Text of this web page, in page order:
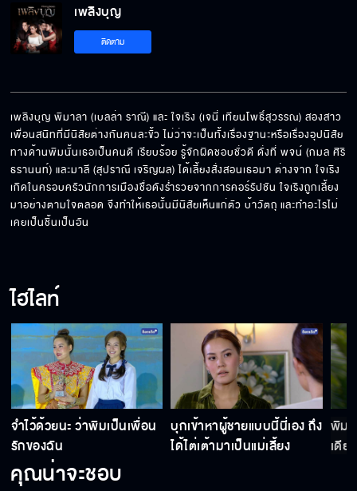
คิดว่าให้เงินแค่นี้ แล้วจะทำให้เรื่องจบได้หรือไง
มานอนอ่อยผู้ชายจนผมต้องตกเครื่องเนี่ยนะ
เริงต้องได้งานนี้แน่นอน !
คนอย่างใจเริงรอใครไม่ได้นานหรอก
เพลิงบุญ
ติดตาม
เพลิงบุญ พิมาลา (เบลล่า ราณี) และ ใจเริง (เจนี่ เทียนโพธิ์สุวรรณ) สองสาว
เพื่อนสนิทที่มีนิสัยต่างกันคนละขั้ว ไม่ว่าจะเป็นทั้งเรื่องฐานะหรือเรื่องอุปนิสัย
ทางด้านพิมนั้นเธอเป็นคนดี เรียบร้อย รู้จักผิดชอบชั่วดี ดั่งที่ พจน์ (กมล ศิริ
ธรานนท์) และมาลี (สุปราณี เจริญผล) ได้เลี้ยงสั่งสอนเธอมา ต่างจาก ใจเริง
เกิดในครอบครัวนักการเมืองชื่อดังร่ำรวยจากการคอร์รัปชัน ใจเริงถูกเลี้ยง
มาอย่างตามใจตลอด จึงทำให้เธอนั้นมีนิสัยเห็นแก่ตัว บ้าวัตถุ และทำอะไรไม่
เคยเป็นชิ้นเป็นอัน
ไฮไลท์
จำไว้ด้วยนะ ว่าพิมเป็นเพื่อน
รักของฉัน
บุกเข้าหาผู้ชายแบบนี้นี่เอง ถึง
ได้ไต่เต้ามาเป็นแม่เลี้ยง
พิมเ
เดี
คุณน่าจะชอบ